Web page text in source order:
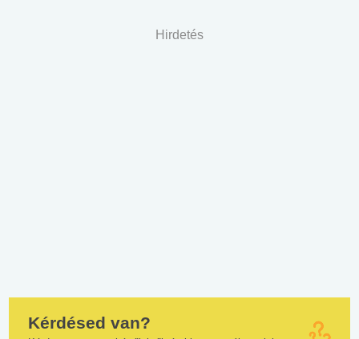
Hirdetés
Kérdésed van?